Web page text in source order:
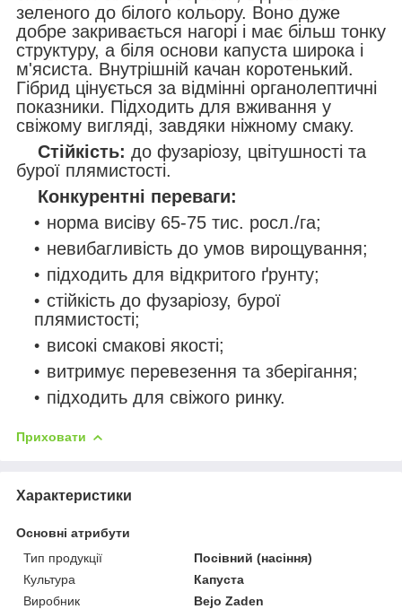
зеленого до білого кольору. Воно дуже
добре закривається нагорі і має більш тонку
структуру, а біля основи капуста широка і
м'ясиста. Внутрішній качан коротенький.
Гібрид цінується за відмінні органолептичні
показники. Підходить для вживання у
свіжому вигляді, завдяки ніжному смаку.
Стійкість: до фузаріозу, цвітушності та
бурої плямистості.
Конкурентні переваги:
норма висіву 65-75 тис. росл./га;
невибагливість до умов вирощування;
підходить для відкритого ґрунту;
стійкість до фузаріозу, бурої
плямистості;
високі смакові якості;
витримує перевезення та зберігання;
підходить для свіжого ринку.
Приховати
Характеристики
Основні атрибути
Тип продукції
Посівний (насіння)
Культура
Капуста
Виробник
Bejo Zaden